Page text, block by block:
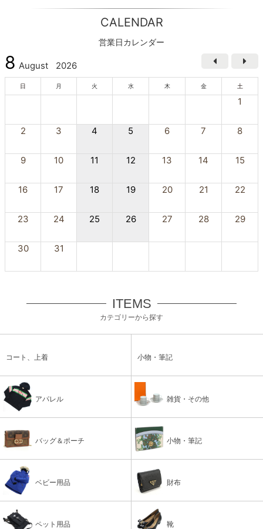
CALENDAR
営業日カレンダー
8 August 2026
日 月 火 水 木 金 土
1
2 3 4 5 6 7 8
9 10 11 12 13 14 15
16 17 18 19 20 21 22
23 24 25 26 27 28 29
30 31
ITEMS
カテゴリーから探す
コート、上着 小物・筆記
アパレル 雑貨・その他
バッグ＆ポーチ 小物・筆記
ベビー用品 財布
ペット用品 靴